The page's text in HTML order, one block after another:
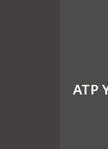
ATP